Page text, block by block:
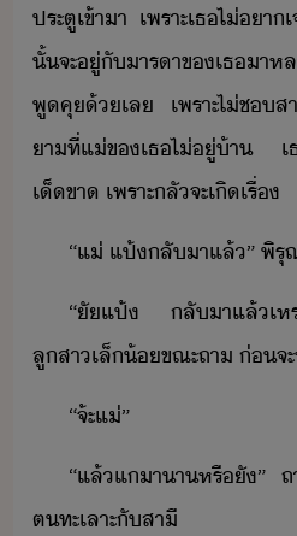
ประตูเข้า​า​ ​เพราะ​เธ​ไ่​
ั้​จะ​ู่​ั​ารา​ข​เธ​า​
พูคุ​้​เล​ ​เพราะ​ไ่​ช​
า​ที่​แ่​ข​เธ​ไ่ู่​้า​ ​เ
เ็ขา​ ​เพราะ​ลั​จะ​เิเรื่
​“​แ่​ ​แป้​ลัา​แล้​”​ ​พิรุ
​“ั​แป้​ ​ลัา​แล้​เ
ลูสา​เล็้​ขณะ​ถา​ ​่​
​“​จ้ะ​แ่​”
​“​แล้​แา​า​หรืั​”​ ​ถ
ต​ทะเลาะ​ั​สาี